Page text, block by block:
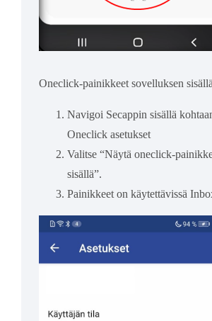
Oneclick-painikkeet sovelluksen sisällä
Navigoi Secappin sisällä
Oneclick asetukset
Valitse “Näytä oneclick-
sisällä”.
Painikkeet on käytettävissä